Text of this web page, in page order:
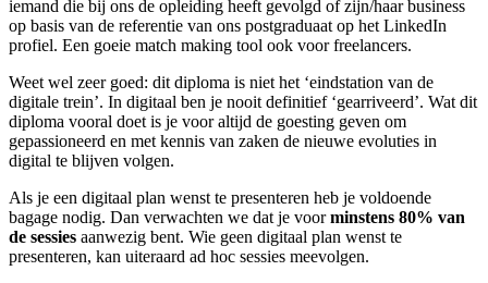
iemand die bij ons de opleiding heeft gevolgd of zijn/haar business
op basis van de referentie van ons postgraduaat op het LinkedIn
profiel. Een goeie match making tool ook voor freelancers.
Weet wel zeer goed: dit diploma is niet het ‘eindstation van de
digitale trein’. In digitaal ben je nooit definitief ‘gearriveerd’. Wat dit
diploma vooral doet is je voor altijd de goesting geven om
gepassioneerd en met kennis van zaken de nieuwe evoluties in
digital te blijven volgen.
Als je een digitaal plan wenst te presenteren heb je voldoende
bagage nodig. Dan verwachten we dat je voorminstens 80% van
de sessies aanwezig bent. Wie geen digitaal plan wenst te
presenteren, kan uiteraard ad hoc sessies meevolgen.